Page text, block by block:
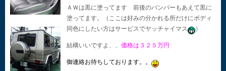
ＡＷは黒に塗ってます 前後のバンパーもあえて黒に
塗ってます。（ここは好みの分かれる所だけにボディ
同色にしたい方はサービスでヤッチャイマス
）
結構いいですよ、、 価格は３２５万円
御連絡お待ちしております。。